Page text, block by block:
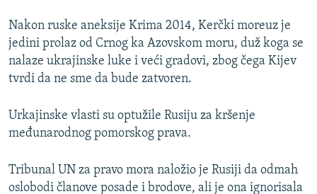
Nakon ruske aneksije Krima 2014, Kerčki moreuz je
jedini prolaz od Crnog ka Azovskom moru, duž koga se
nalaze ukrajinske luke i veći gradovi, zbog čega Kijev
tvrdi da ne sme da bude zatvoren.
Urkajinske vlasti su optužile Rusiju za kršenje
međunarodnog pomorskog prava.
Tribunal UN za pravo mora naložio je Rusiji da odmah
oslobodi članove posade i brodove, ali je ona ignorisala